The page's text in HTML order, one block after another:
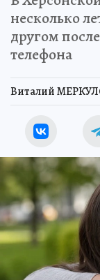
несколько
другом
телефона
Виталий